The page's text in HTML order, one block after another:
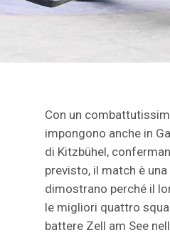
Con un
impongono anche in
di Kitzbühel,
previsto, il match è
dimostrano perché il
le migliori quattro
battere Zell am See